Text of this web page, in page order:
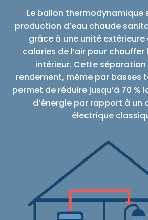
Le ballon thermodynamique
production d’eau chaude
grâce à une unité
calories de l’air pour chauffer
intérieur. Cette
rendement, même par basses
permet de réduire jusqu’à 70 %
d’énergie par rapport à un
électrique